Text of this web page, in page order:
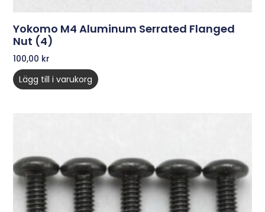
Yokomo M4 Aluminum Serrated Flanged
Nut (4)
100,00 kr
Lägg till i varukorg